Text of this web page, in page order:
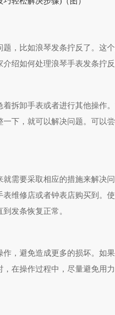
比如浪琴发条拧反了。这个
绍如何处理浪琴手表发条拧反
卸手表或者进行其他操作
下，就可以解决问题。可以
要采取相应的措施来解决
维修店或者钟表店购买到。
发条恢复正常。
，避免造成更多的损坏。如
在操作过程中，尽量避免用